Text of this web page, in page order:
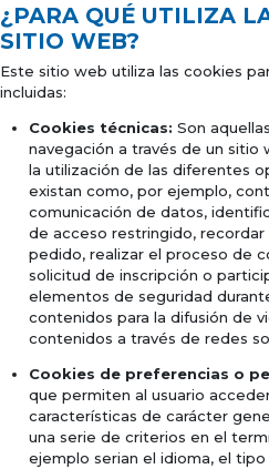
¿PARA QUÉ UTILIZA
SITIO WEB?
Este sitio web utiliza las cookies
incluidas:
Cookies técnicas: Son
navegación a través de un sitio
la utilización de las diferentes
existan como, por ejemplo,
comunicación de datos,
de acceso restringido,
pedido, realizar el proceso de
solicitud de inscripción o
elementos de seguridad
contenidos para la difusión de
contenidos a través de redes
Cookies de preferencias o
que permiten al usuario
características de carácter
una serie de criterios en el
ejemplo serian el idioma, el